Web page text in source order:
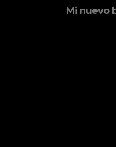
Mi nuevo